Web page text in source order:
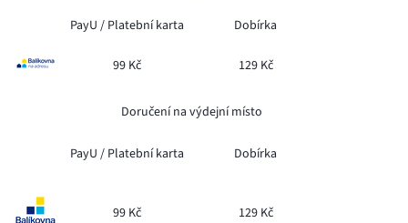
PayU / Platební karta Dobírka
99 Kč 129 Kč
Doručení na výdejní místo
PayU / Platební karta Dobírka
99 Kč 129 Kč